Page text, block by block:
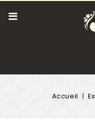
Accueil